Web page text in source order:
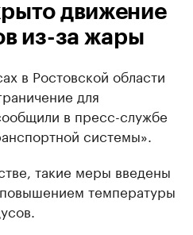
движение
из-за жары
в Ростовской области
для
в пресс-службе
системы».
такие меры введены
повышением температуры